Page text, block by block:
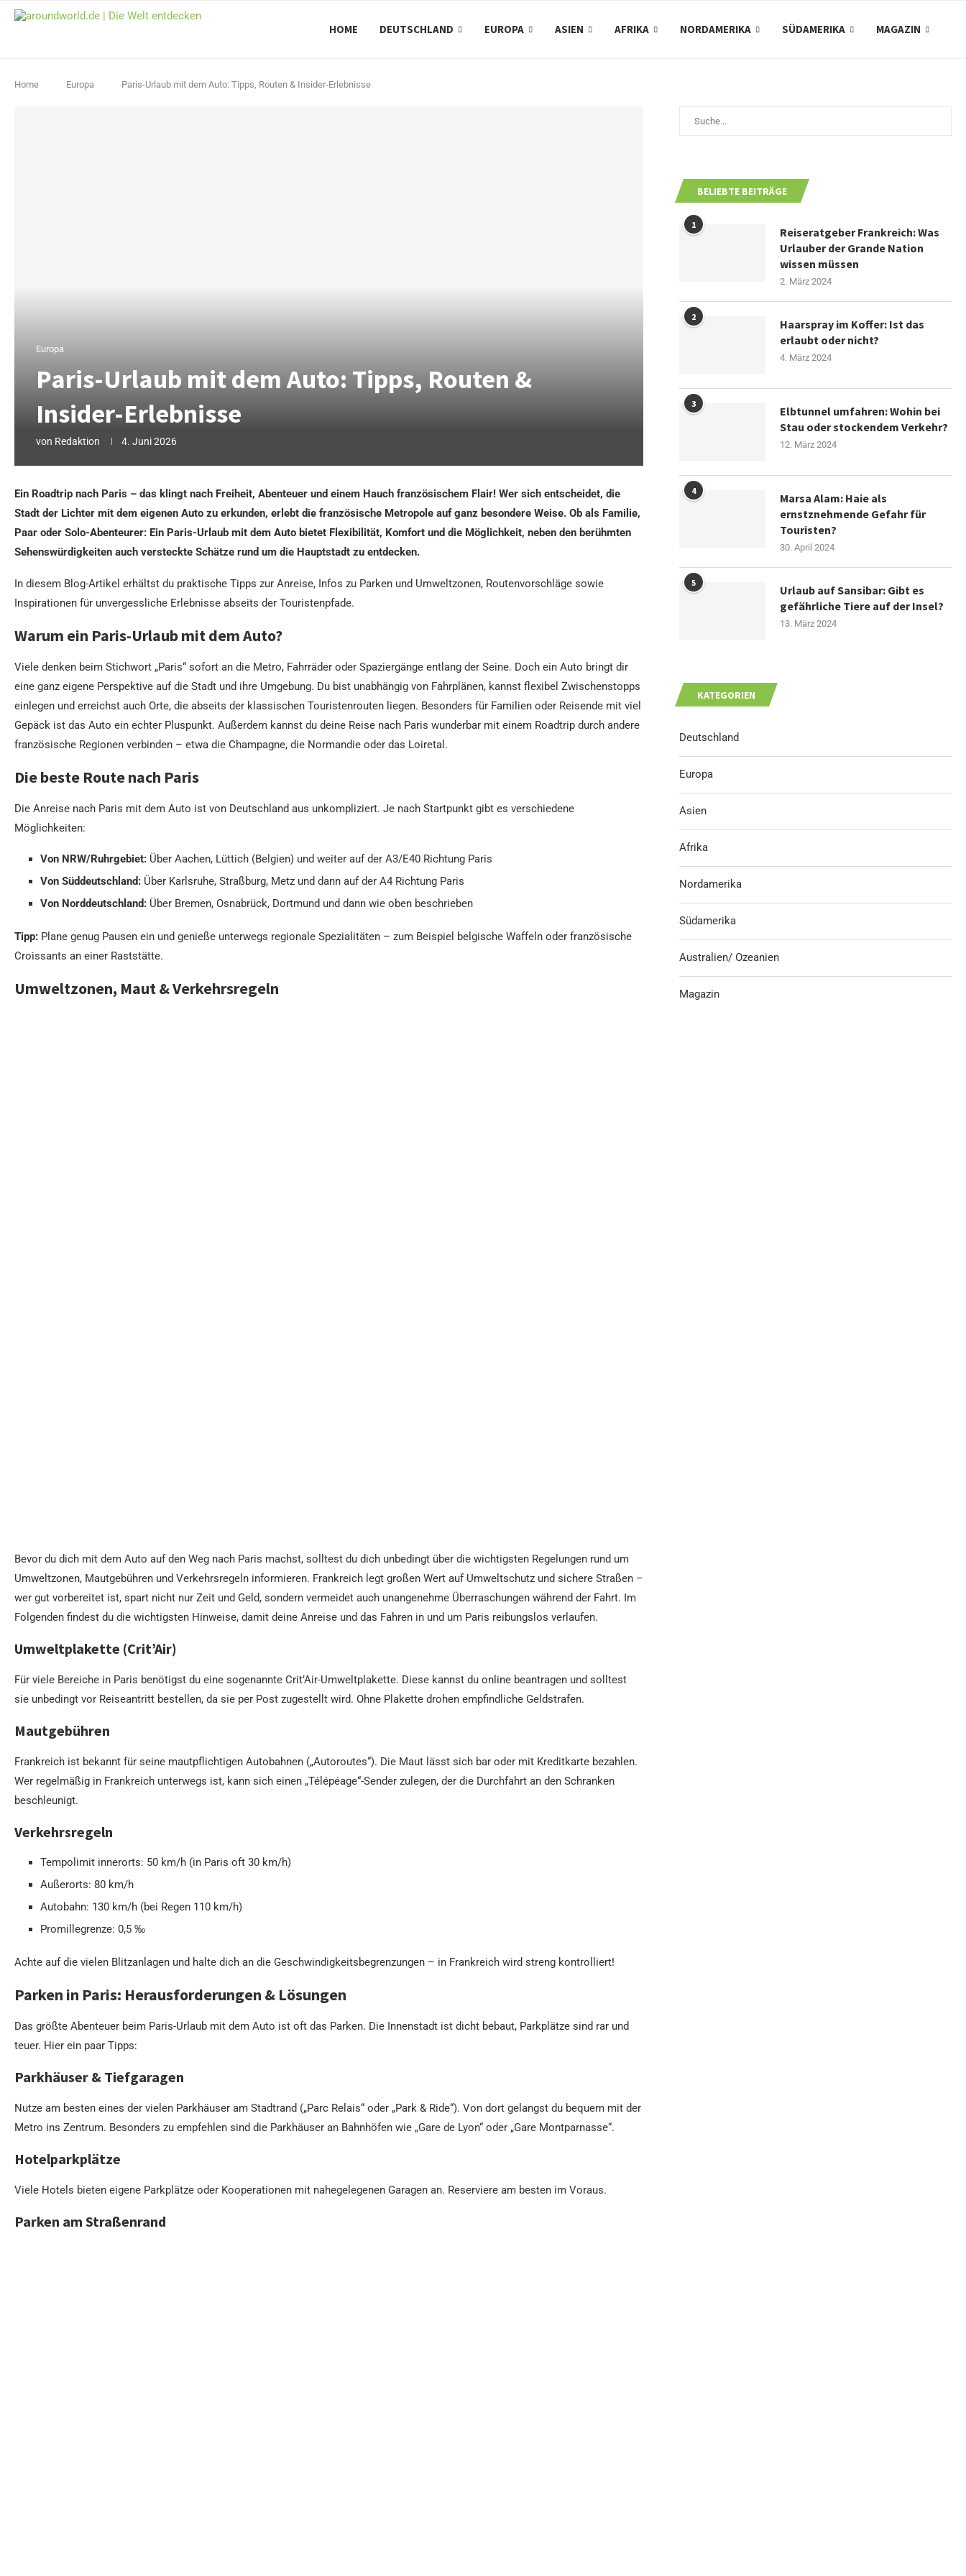
HOME DEUTSCHLAND EUROPA ASIEN AFRIKA NORDAMERIKA SÜDAMERIKA MAGAZIN
Home Europa Paris-Urlaub mit dem Auto: Tipps, Routen & Insider-Erlebnisse
Europa
Paris-Urlaub mit dem Auto: Tipps, Routen &
Insider-Erlebnisse
von Redaktion 4. Juni 2026
Ein Roadtrip nach Paris – das klingt nach Freiheit, Abenteuer und einem Hauch französischem Flair! Wer sich entscheidet, die
Stadt der Lichter mit dem eigenen Auto zu erkunden, erlebt die französische Metropole auf ganz besondere Weise. Ob als Familie,
Paar oder Solo-Abenteurer: Ein Paris-Urlaub mit dem Auto bietet Flexibilität, Komfort und die Möglichkeit, neben den berühmten
Sehenswürdigkeiten auch versteckte Schätze rund um die Hauptstadt zu entdecken.
In diesem Blog-Artikel erhältst du praktische Tipps zur Anreise, Infos zu Parken und Umweltzonen, Routenvorschläge sowie
Inspirationen für unvergessliche Erlebnisse abseits der Touristenpfade.
Warum ein Paris-Urlaub mit dem Auto?
Viele denken beim Stichwort „Paris“ sofort an die Metro, Fahrräder oder Spaziergänge entlang der Seine. Doch ein Auto bringt dir
eine ganz eigene Perspektive auf die Stadt und ihre Umgebung. Du bist unabhängig von Fahrplänen, kannst flexibel Zwischenstopps
einlegen und erreichst auch Orte, die abseits der klassischen Touristenrouten liegen. Besonders für Familien oder Reisende mit viel
Gepäck ist das Auto ein echter Pluspunkt. Außerdem kannst du deine Reise nach Paris wunderbar mit einem Roadtrip durch andere
französische Regionen verbinden – etwa die Champagne, die Normandie oder das Loiretal.
Die beste Route nach Paris
Die Anreise nach Paris mit dem Auto ist von Deutschland aus unkompliziert. Je nach Startpunkt gibt es verschiedene
Möglichkeiten:
Von NRW/Ruhrgebiet: Über Aachen, Lüttich (Belgien) und weiter auf der A3/E40 Richtung Paris
Von Süddeutschland: Über Karlsruhe, Straßburg, Metz und dann auf der A4 Richtung Paris
Von Norddeutschland: Über Bremen, Osnabrück, Dortmund und dann wie oben beschrieben
Tipp: Plane genug Pausen ein und genieße unterwegs regionale Spezialitäten – zum Beispiel belgische Waffeln oder französische
Croissants an einer Raststätte.
Umweltzonen, Maut & Verkehrsregeln
Bevor du dich mit dem Auto auf den Weg nach Paris machst, solltest du dich unbedingt über die wichtigsten Regelungen rund um
Umweltzonen, Mautgebühren und Verkehrsregeln informieren. Frankreich legt großen Wert auf Umweltschutz und sichere Straßen –
wer gut vorbereitet ist, spart nicht nur Zeit und Geld, sondern vermeidet auch unangenehme Überraschungen während der Fahrt. Im
Folgenden findest du die wichtigsten Hinweise, damit deine Anreise und das Fahren in und um Paris reibungslos verlaufen.
Umweltplakette (Crit’Air)
Für viele Bereiche in Paris benötigst du eine sogenannte Crit’Air-Umweltplakette. Diese kannst du online beantragen und solltest
sie unbedingt vor Reiseantritt bestellen, da sie per Post zugestellt wird. Ohne Plakette drohen empfindliche Geldstrafen.
Mautgebühren
Frankreich ist bekannt für seine mautpflichtigen Autobahnen („Autoroutes“). Die Maut lässt sich bar oder mit Kreditkarte bezahlen.
Wer regelmäßig in Frankreich unterwegs ist, kann sich einen „Télépéage“-Sender zulegen, der die Durchfahrt an den Schranken
beschleunigt.
Verkehrsregeln
Tempolimit innerorts: 50 km/h (in Paris oft 30 km/h)
Außerorts: 80 km/h
Autobahn: 130 km/h (bei Regen 110 km/h)
Promillegrenze: 0,5 ‰
Achte auf die vielen Blitzanlagen und halte dich an die Geschwindigkeitsbegrenzungen – in Frankreich wird streng kontrolliert!
Parken in Paris: Herausforderungen & Lösungen
Das größte Abenteuer beim Paris-Urlaub mit dem Auto ist oft das Parken. Die Innenstadt ist dicht bebaut, Parkplätze sind rar und
teuer. Hier ein paar Tipps:
Parkhäuser & Tiefgaragen
Nutze am besten eines der vielen Parkhäuser am Stadtrand („Parc Relais“ oder „Park & Ride“). Von dort gelangst du bequem mit der
Metro ins Zentrum. Besonders zu empfehlen sind die Parkhäuser an Bahnhöfen wie „Gare de Lyon“ oder „Gare Montparnasse“.
Hotelparkplätze
Viele Hotels bieten eigene Parkplätze oder Kooperationen mit nahegelegenen Garagen an. Reserviere am besten im Voraus.
Parken am Straßenrand
BELIEBTE BEITRÄGE
1
Reiseratgeber Frankreich: Was
Urlauber der Grande Nation
wissen müssen
2. März 2024
2
Haarspray im Koffer: Ist das
erlaubt oder nicht?
4. März 2024
3
Elbtunnel umfahren: Wohin bei
Stau oder stockendem Verkehr?
12. März 2024
4
Marsa Alam: Haie als
ernstznehmende Gefahr für
Touristen?
30. April 2024
5
Urlaub auf Sansibar: Gibt es
gefährliche Tiere auf der Insel?
13. März 2024
KATEGORIEN
Deutschland
Europa
Asien
Afrika
Nordamerika
Südamerika
Australien/ Ozeanien
Magazin